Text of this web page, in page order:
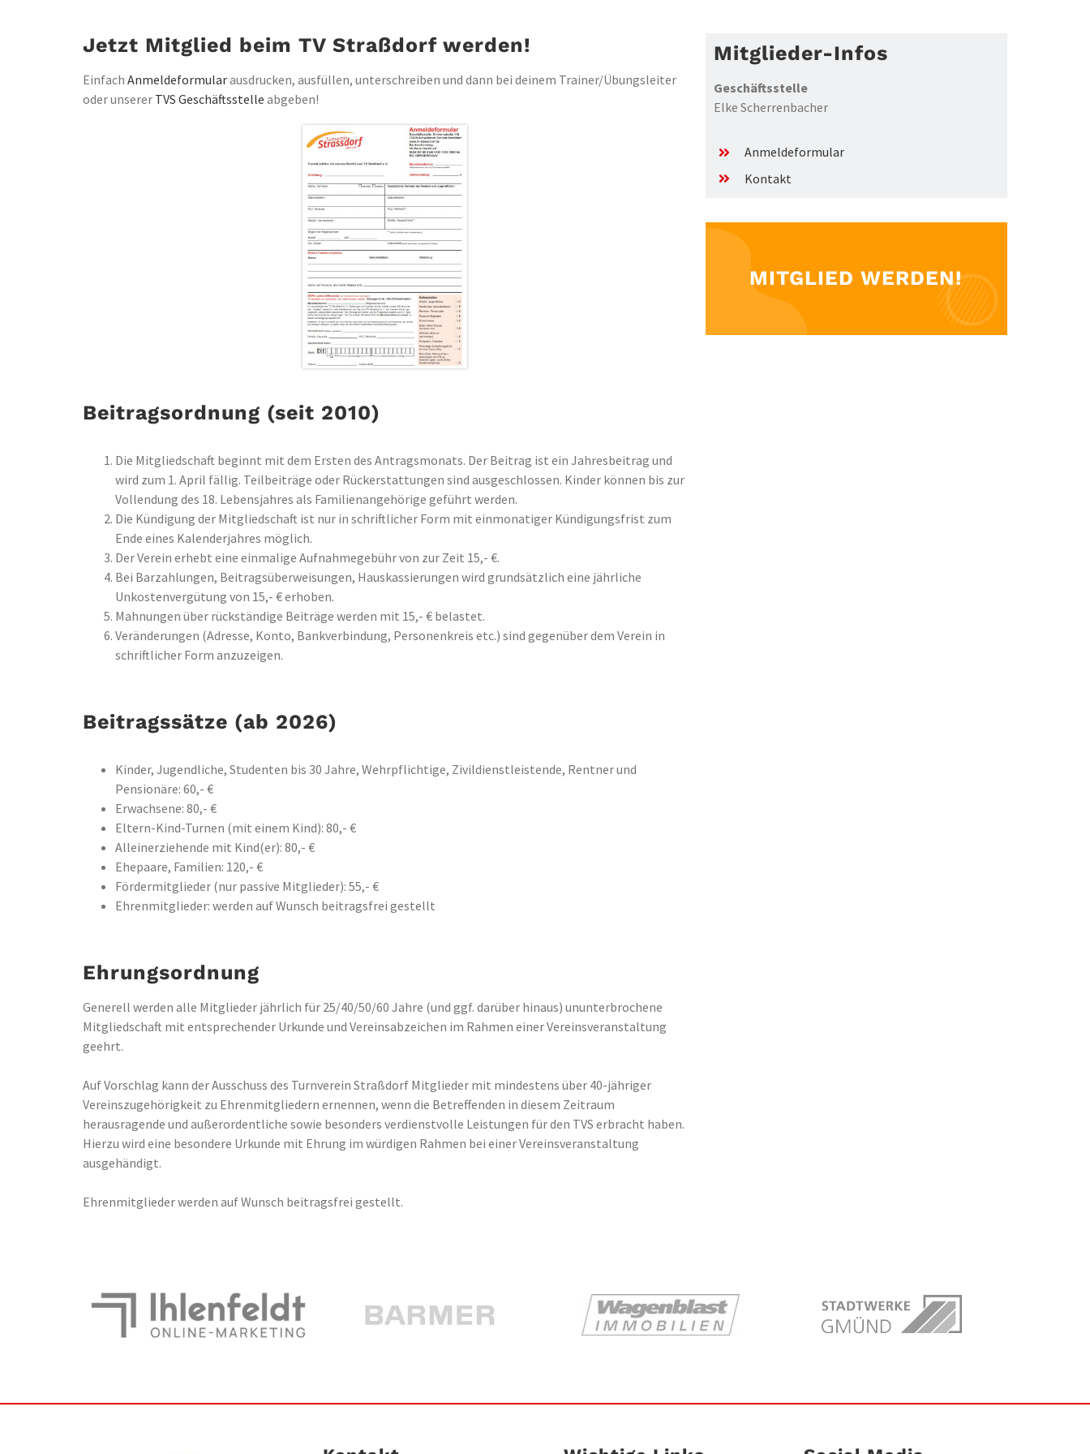
Jetzt Mitglied beim TV Straßdorf werden!
Einfach Anmeldeformularausdrucken, ausfüllen, unterschreiben und dann bei deinem Trainer/Übungsleiter
oder unserer TVS Geschäftsstelle abgeben!
Beitragsordnung (seit 2010)
Die Mitgliedschaft beginnt mit dem Ersten des Antragsmonats. Der Beitrag ist ein Jahresbeitrag und
wird zum 1. April fällig. Teilbeiträge oder Rückerstattungen sind ausgeschlossen. Kinder können bis zur
Vollendung des 18. Lebensjahres als Familienangehörige geführt werden.
Die Kündigung der Mitgliedschaft ist nur in schriftlicher Form mit einmonatiger Kündigungsfrist zum
Ende eines Kalenderjahres möglich.
Der Verein erhebt eine einmalige Aufnahmegebühr von zur Zeit 15,- €.
Bei Barzahlungen, Beitragsüberweisungen, Hauskassierungen wird grundsätzlich eine jährliche
Unkostenvergütung von 15,- € erhoben.
Mahnungen über rückständige Beiträge werden mit 15,- € belastet.
Veränderungen (Adresse, Konto, Bankverbindung, Personenkreis etc.) sind gegenüber dem Verein in
schriftlicher Form anzuzeigen.
Beitragssätze (ab 2026)
Kinder, Jugendliche, Studenten bis 30 Jahre, Wehrpflichtige, Zivildienstleistende, Rentner und
Pensionäre: 60,- €
Erwachsene: 80,- €
Eltern-Kind-Turnen (mit einem Kind): 80,- €
Alleinerziehende mit Kind(er): 80,- €
Ehepaare, Familien: 120,- €
Fördermitglieder (nur passive Mitglieder): 55,- €
Ehrenmitglieder: werden auf Wunsch beitragsfrei gestellt
Ehrungsordnung
Generell werden alle Mitglieder jährlich für 25/40/50/60 Jahre (und ggf. darüber hinaus) ununterbrochene
Mitgliedschaft mit entsprechender Urkunde und Vereinsabzeichen im Rahmen einer Vereinsveranstaltung
geehrt.
Auf Vorschlag kann der Ausschuss des Turnverein Straßdorf Mitglieder mit mindestens über 40-jähriger
Vereinszugehörigkeit zu Ehrenmitgliedern ernennen, wenn die Betreffenden in diesem Zeitraum
herausragende und außerordentliche sowie besonders verdienstvolle Leistungen für den TVS erbracht haben.
Hierzu wird eine besondere Urkunde mit Ehrung im würdigen Rahmen bei einer Vereinsveranstaltung
ausgehändigt.
Ehrenmitglieder werden auf Wunsch beitragsfrei gestellt.
Mitglieder-Infos
Geschäftsstelle
Elke Scherrenbacher
Anmeldeformular
Kontakt
MITGLIED WERDEN!